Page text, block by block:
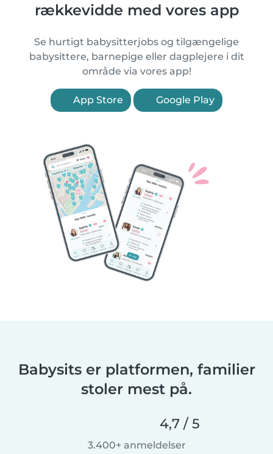
rækkevidde med vores app
Se hurtigt babysitterjobs og tilgængelige
babysittere, barnepige eller dagplejere i dit
område via vores app!
App Store Google Play
Babysits er platformen, familier
stoler mest på.
4,7 / 5
3.400+ anmeldelser